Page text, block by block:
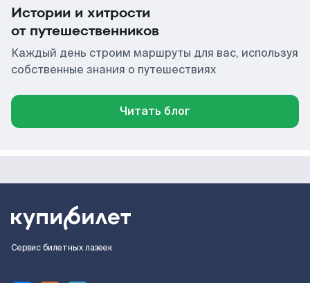
Истории и хитрости
от путешественников
Каждый день строим маршруты для вас, используя
собственные знания о путешествиях
Читать блог
Сервис билетных лазеек